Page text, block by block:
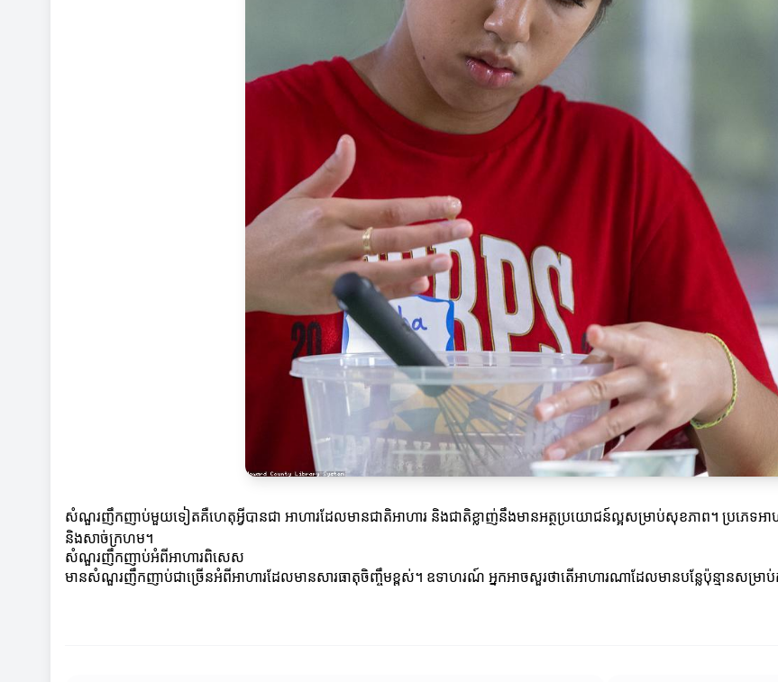
សំណួរញឹកញាប់មួយទៀតគឺហេតុអ្វីបានជា អាហារដែលមានជាតិអាហារ និងជាតិខ្លាញ់នឹងមានអត្ថប្រយោជន៍ល្អសម្រាប់សុខភាព។ ប្រភេទអាហា
និងសាច់ក្រហម។
សំណួរញឹកញាប់អំពីអាហារពិសេស
មានសំណួរញឹកញាប់ជាច្រើនអំពីអាហារដែលមានសារធាតុចិញ្ចឹមខ្ពស់។ ឧទាហរណ៍ អ្នកអាចសួរថាតើអាហារណាដែលមានបន្លែប៉ុន្មានសម្រា